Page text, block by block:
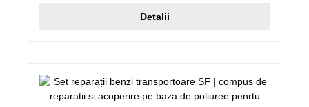
Detalii